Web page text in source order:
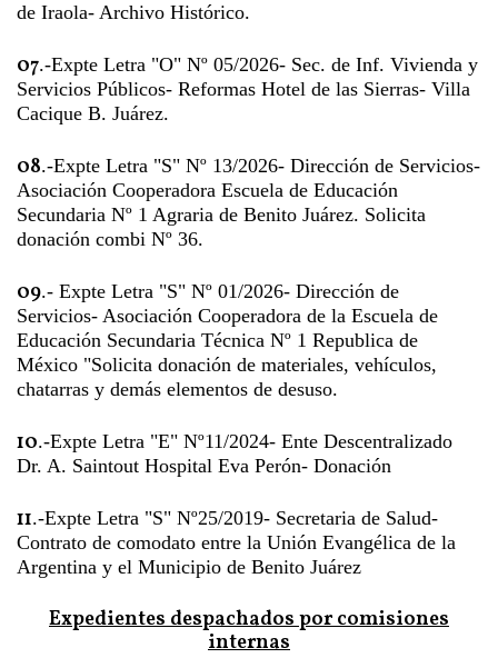
de Iraola- Archivo Histórico.
07.-Expte Letra "O" Nº 05/2026- Sec. de Inf. Vivienda y
Servicios Públicos- Reformas Hotel de las Sierras- Villa
Cacique B. Juárez.
08.-Expte Letra "S" Nº 13/2026- Dirección de Servicios-
Asociación Cooperadora Escuela de Educación
Secundaria Nº 1 Agraria de Benito Juárez. Solicita
donación combi Nº 36.
09.- Expte Letra "S" Nº 01/2026- Dirección de
Servicios- Asociación Cooperadora de la Escuela de
Educación Secundaria Técnica Nº 1 Republica de
México "Solicita donación de materiales, vehículos,
chatarras y demás elementos de desuso.
10.-Expte Letra "E" Nº11/2024- Ente Descentralizado
Dr. A. Saintout Hospital Eva Perón- Donación
11.-Expte Letra "S" Nº25/2019- Secretaria de Salud-
Contrato de comodato entre la Unión Evangélica de la
Argentina y el Municipio de Benito Juárez
Expedientes despachados por comisiones
internas